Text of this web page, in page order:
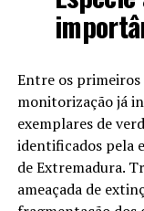
Entre os
monitorização já
exemplares de
identificados pela
de Extremadura.
ameaçada de